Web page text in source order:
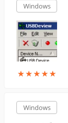
Windows
★★★★★
★★★★★
Windows